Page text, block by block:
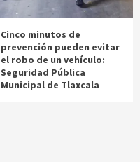
Cinco minutos de
prevención pueden evitar
el robo de un vehículo:
Seguridad Pública
Municipal de Tlaxcala